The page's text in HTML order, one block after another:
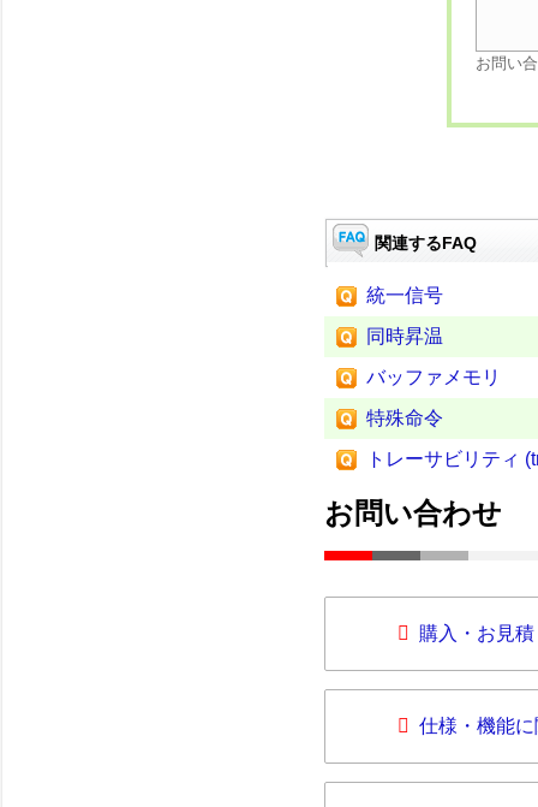
お問い
関連するFAQ
統一信号
同時昇温
バッファメモリ
特殊命令
トレーサビリティ
お問い合わせ
購入・お見
仕様・機能